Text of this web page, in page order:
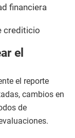
financiera
crediticio
el
el reporte
cambios en
de